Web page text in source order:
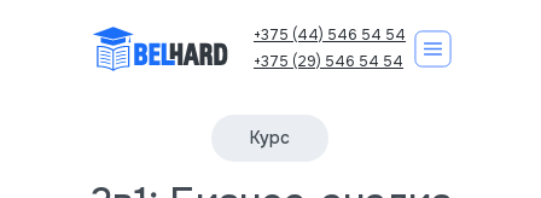
+375 (44) 546 54 54
+375 (29) 546 54 54
Курс